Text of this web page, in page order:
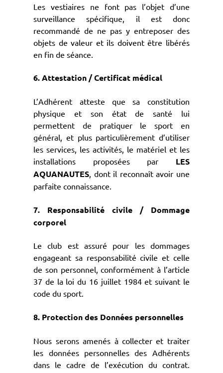
Les vestiaires ne font pas l’objet d’une
surveillance spécifique, il est donc
recommandé de ne pas y entreposer des
objets de valeur et ils doivent être libérés
en fin de séance.
6. Attestation / Certificat médical
L’Adhérent atteste que sa constitution
physique et son état de santé lui
permettent de pratiquer le sport en
général, et plus particulièrement d’utiliser
les services, les activités, le matériel et les
installations proposées par LES
AQUANAUTES, dont il reconnaît avoir une
parfaite connaissance.
7. Responsabilité civile / Dommage
corporel
Le club est assuré pour les dommages
engageant sa responsabilité civile et celle
de son personnel, conformément à l’article
37 de la loi du 16 juillet 1984 et suivant le
code du sport.
8. Protection des Données personnelles
Nous serons amenés à collecter et traiter
les données personnelles des Adhérents
dans le cadre de l’exécution du contrat.